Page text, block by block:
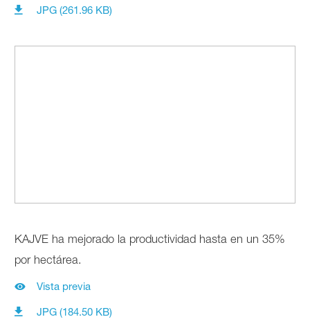
JPG (261.96 KB)
KAJVE ha mejorado la productividad hasta en un 35%
por hectárea.
Vista previa
JPG (184.50 KB)